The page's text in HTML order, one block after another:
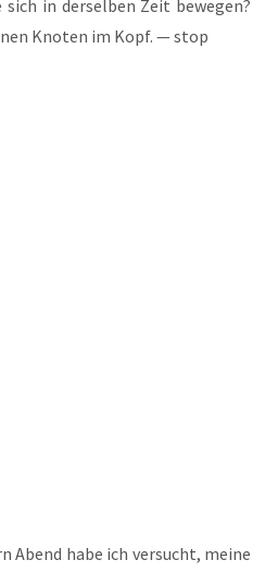
sich in der­sel­ben Zeit bewe­gen?
Kno­ten im Kopf. — stop
Abend habe ich ver­sucht, mei­ne